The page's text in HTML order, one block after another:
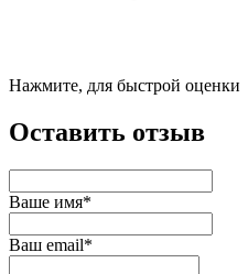
Нажмите, для быстрой оценки
Оставить отзыв
Ваше имя*
Ваш email*